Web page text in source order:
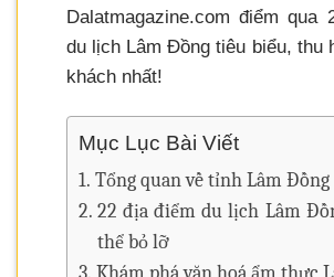
Dalatmagazine.com điểm qua
du lịch Lâm Đồng tiêu biểu, thu
khách nhất!
Mục Lục Bài Viết
Tổng quan về tỉnh Lâm Đồng
22 địa điểm du lịch Lâm
thể bỏ lỡ